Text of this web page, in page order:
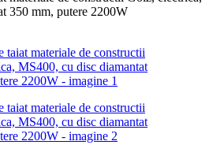
350 mm, putere 2200W